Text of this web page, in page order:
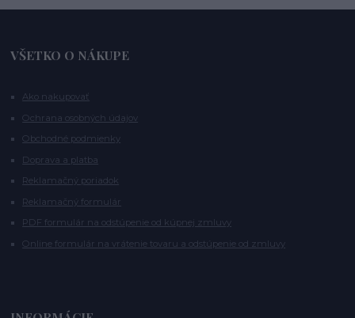
VŠETKO O NÁKUPE
Ako nakupovať
Ochrana osobných údajov
Obchodné podmienky
Doprava a platba
Reklamačný poriadok
Reklamačný formulár
PDF formulár na odstúpenie od kúpnej zmluvy
Online formulár na vrátenie tovaru a odstúpenie od zmluvy